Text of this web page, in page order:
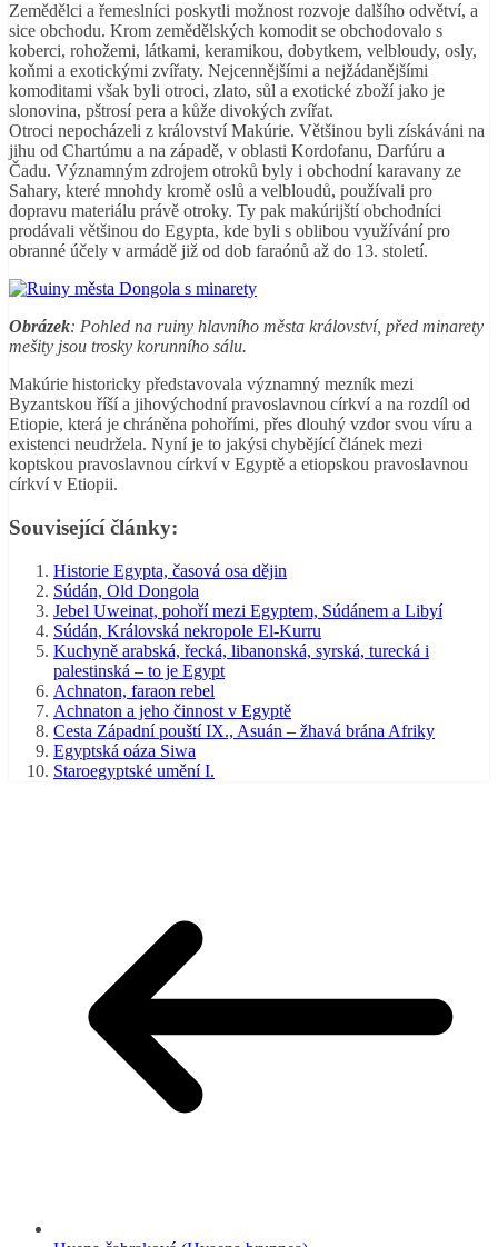
Zemědělci a řemeslníci poskytli možnost rozvoje dalšího odvětví, a
sice obchodu. Krom zemědělských komodit se obchodovalo s
koberci, rohožemi, látkami, keramikou, dobytkem, velbloudy, osly,
koňmi a exotickými zvířaty. Nejcennějšími a nejžádanějšími
komoditami však byli otroci, zlato, sůl a exotické zboží jako je
slonovina, pštrosí pera a kůže divokých zvířat.
Otroci nepocházeli z království Makúrie. Většinou byli získáváni na
jihu od Chartúmu a na západě, v oblasti Kordofanu, Darfúru a
Čadu. Významným zdrojem otroků byly i obchodní karavany ze
Sahary, které mnohdy kromě oslů a velbloudů, používali pro
dopravu materiálu právě otroky. Ty pak makúrijští obchodníci
prodávali většinou do Egypta, kde byli s oblibou využívání pro
obranné účely v armádě již od dob faraónů až do 13. století.
Obrázek: Pohled na ruiny hlavního města království, před minarety
mešity jsou trosky korunního sálu.
Makúrie historicky představovala významný mezník mezi
Byzantskou říší a jihovýchodní pravoslavnou církví a na rozdíl od
Etiopie, která je chráněna pohořími, přes dlouhý vzdor svou víru a
existenci neudržela. Nyní je to jakýsi chybějící článek mezi
koptskou pravoslavnou církví v Egyptě a etiopskou pravoslavnou
církví v Etiopii.
Související články:
Historie Egypta, časová osa dějin
Súdán, Old Dongola
Jebel Uweinat, pohoří mezi Egyptem, Súdánem a Libyí
Súdán, Královská nekropole El-Kurru
Kuchyně arabská, řecká, libanonská, syrská, turecká i
palestinská – to je Egypt
Achnaton, faraon rebel
Achnaton a jeho činnost v Egyptě
Cesta Západní pouští IX., Asuán – žhavá brána Afriky
Egyptská oáza Siwa
Staroegyptské umění I.